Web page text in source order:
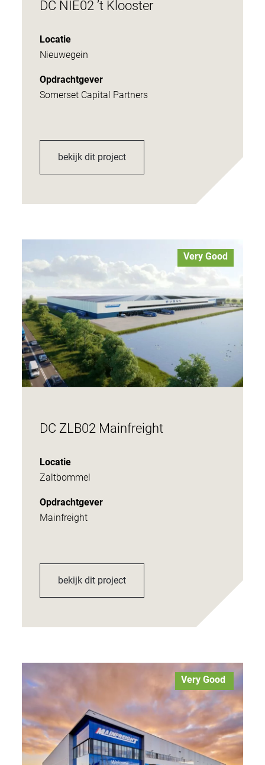
DC NIE02 ’t Klooster
Locatie
Nieuwegein
Opdrachtgever
Somerset Capital Partners
bekijk dit project
Very Good
DC ZLB02 Mainfreight
Locatie
Zaltbommel
Opdrachtgever
Mainfreight
bekijk dit project
Very Good